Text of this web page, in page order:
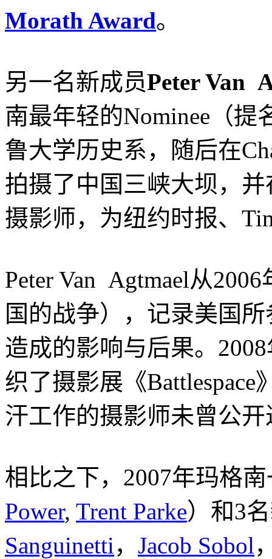
Morath Award。
另一名新成员Peter Van
南最年轻的Nominee（提
鲁大学历史系，随后在
拍摄了中国三峡大坝，
摄影师，为纽约时报、
Peter Van Agtmael从
国的战争），记录美国
造成的影响与后果。
织了摄影展《
汗工作的摄影师未曾公
相比之下，2007年玛格
Power, Trent Parke）和3
Sanguinetti， Jacob Sobol